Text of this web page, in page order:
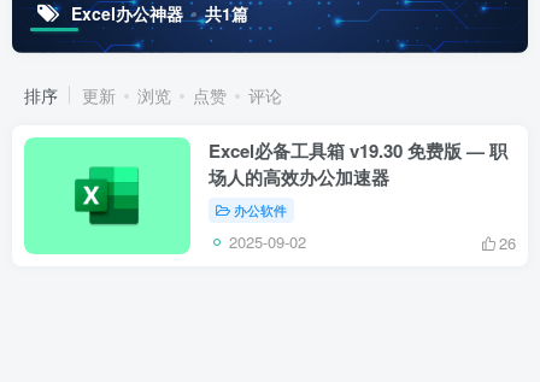
Excel办公神器 共1篇
排序 更新 浏览 点赞 评论
Excel必备工具箱 v19.30 免费版 — 职
场人的高效办公加速器
办公软件
2025-09-02 26